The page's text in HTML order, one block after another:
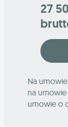
27
Na
na
umowie o